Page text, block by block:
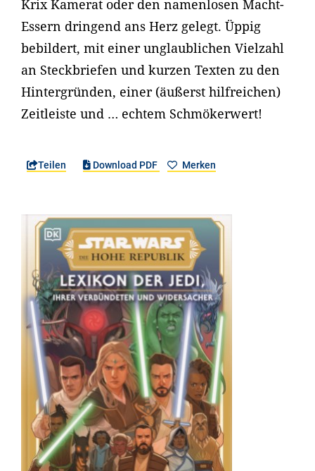
Krix Kamerat oder den namenlosen Macht-
Essern dringend ans Herz gelegt. Üppig
bebildert, mit einer unglaublichen Vielzahl
an Steckbriefen und kurzen Texten zu den
Hintergründen, einer (äußerst hilfreichen)
Zeitleiste und … echtem Schmökerwert!
Teilen Download PDF Merken